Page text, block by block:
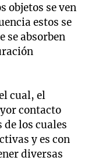
objetos se ven
estos se
se absorben
cual, el
contacto
los cuales
y es con
diversas